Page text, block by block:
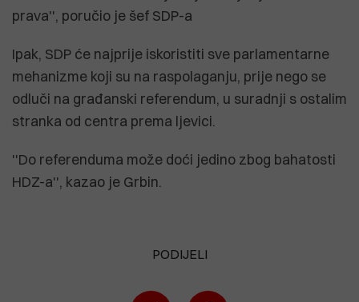
prava'', poručio je šef SDP-a
Ipak, SDP će najprije iskoristiti sve parlamentarne
mehanizme koji su na raspolaganju, prije nego se
odluči na građanski referendum, u suradnji s ostalim
stranka od centra prema ljevici.
''Do referenduma može doći jedino zbog bahatosti
HDZ-a'', kazao je Grbin.
PODIJELI